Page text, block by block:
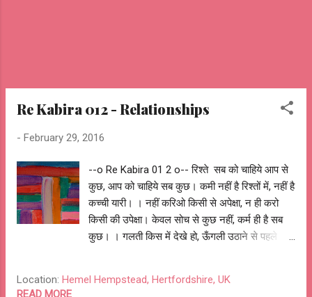
Re Kabira 012 - Relationships
- February 29, 2016
--o Re Kabira 01 2 o-- रिश्ते सब को चाहिये आप से
कुछ, आप को चाहिये सब कुछ। कमी नहीं है रिश्तों में, नहीं है
कच्ची यारी। । नहीं करिओ किसी से अपेक्षा, न ही करो
किसी की उपेक्षा। केवल सोच से कुछ नहीं, कर्म ही है सब
कुछ। । गलती किस में देखे हो, ऊँगली उठाने से पहले
सुख। सब को चाहिये आप से कुछ, आप को चाहिये सब
Location: Hemel Hempstead, Hertfordshire, UK
READ MORE